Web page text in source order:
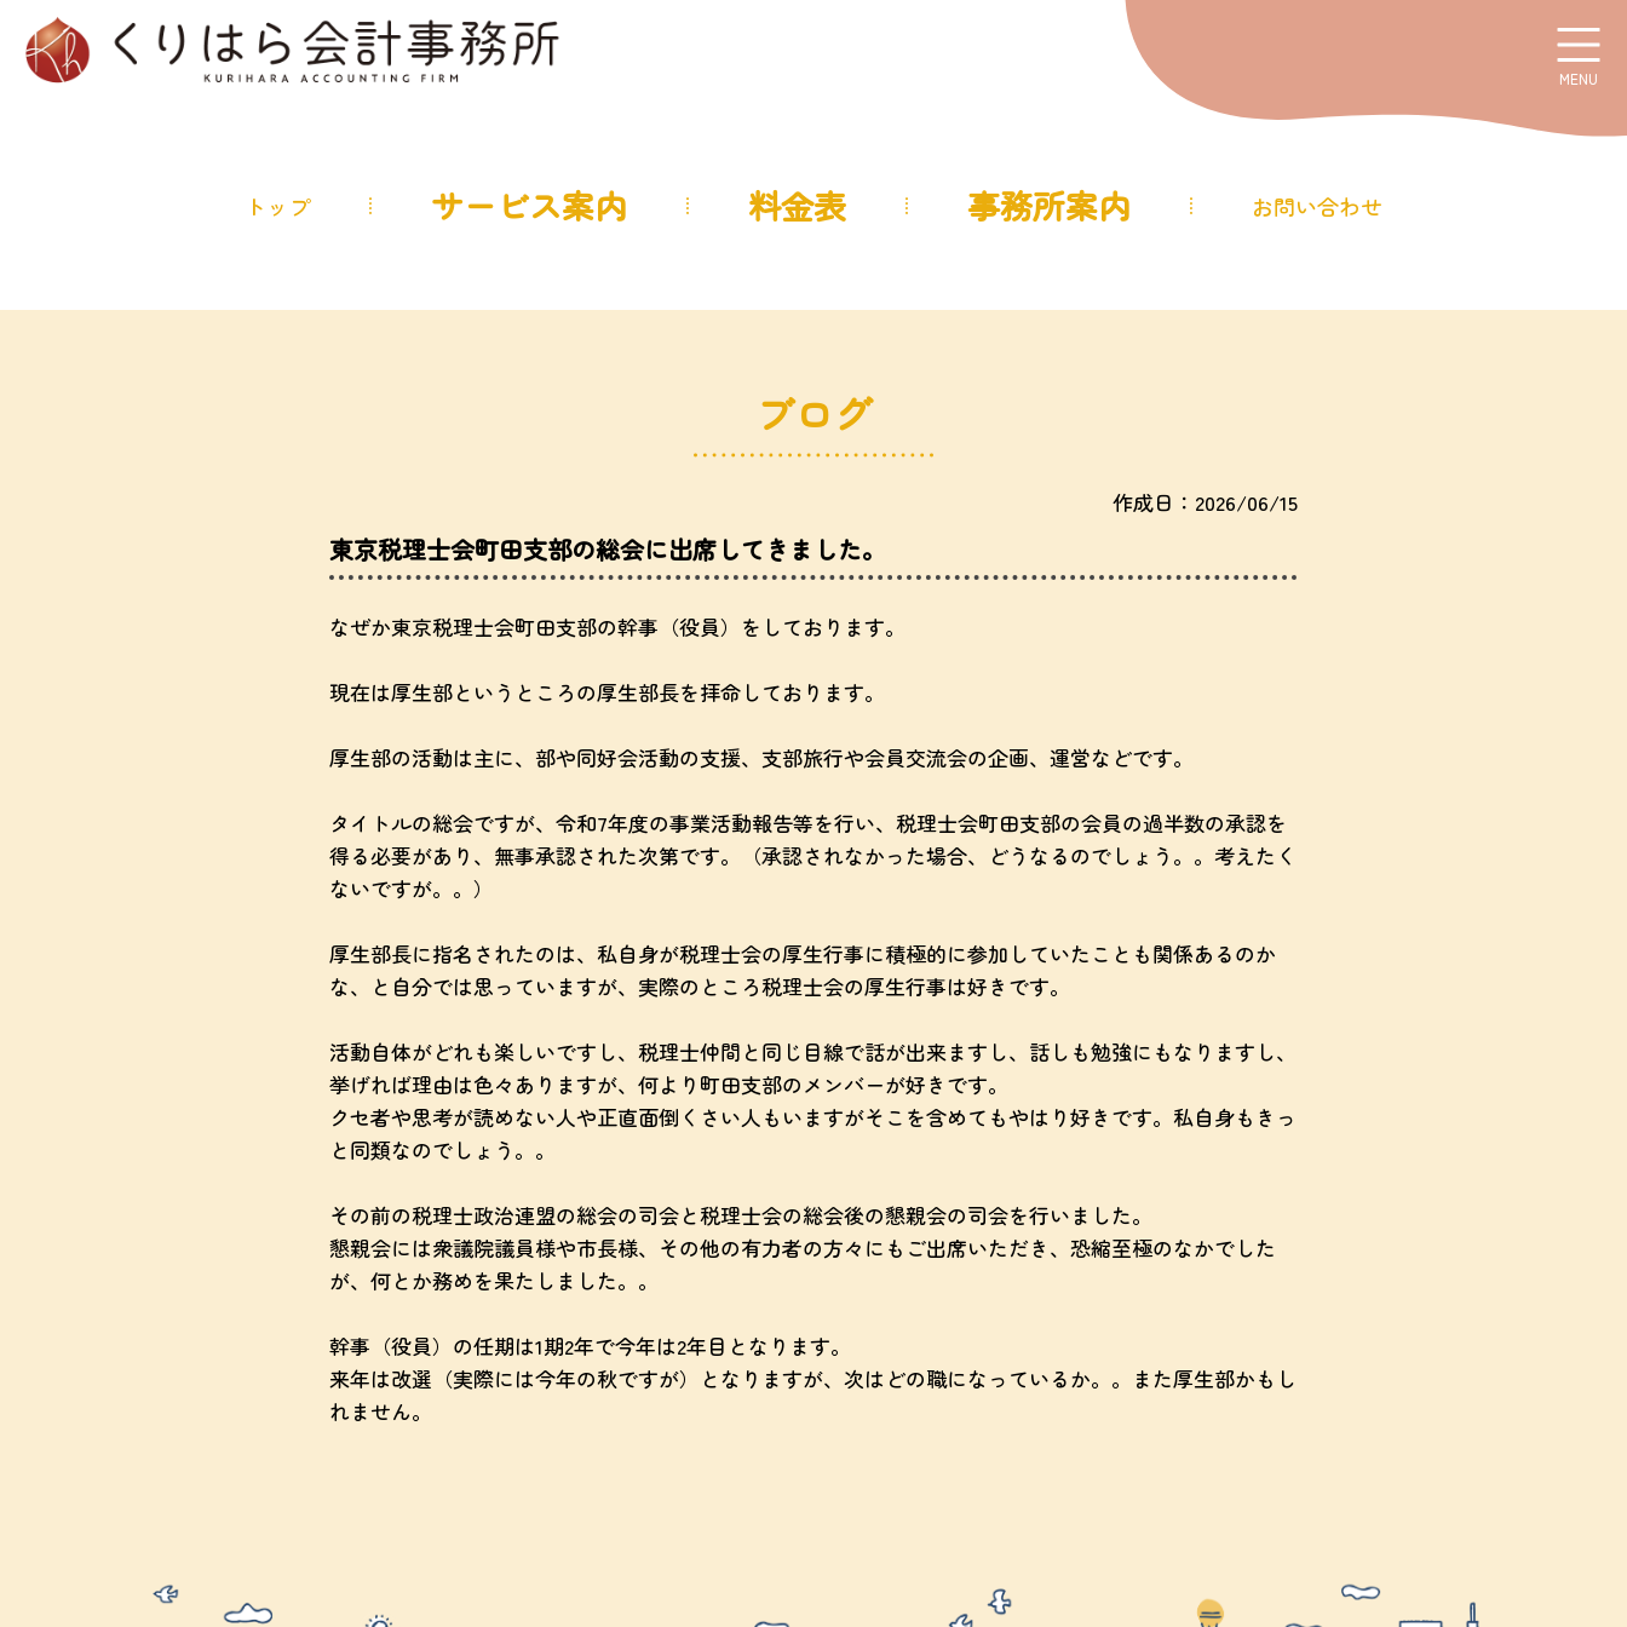
MENU
トップ サービス案内 料金表 事務所案内 お問い合わせ
ブログ
作成日：2026/06/15
東京税理士会町田支部の総会に出席してきました。
なぜか東京税理士会町田支部の幹事（役員）をしております。
現在は厚生部というところの厚生部長を拝命しております。
厚生部の活動は主に、部や同好会活動の支援、支部旅行や会員交流会の企画、運営などです。
タイトルの総会ですが、令和7年度の事業活動報告等を行い、税理士会町田支部の会員の過半数の承認を
得る必要があり、無事承認された次第です。（承認されなかった場合、どうなるのでしょう。。考えたく
ないですが。。）
厚生部長に指名されたのは、私自身が税理士会の厚生行事に積極的に参加していたことも関係あるのか
な、と自分では思っていますが、実際のところ税理士会の厚生行事は好きです。
活動自体がどれも楽しいですし、税理士仲間と同じ目線で話が出来ますし、話しも勉強にもなりますし、
挙げれば理由は色々ありますが、何より町田支部のメンバーが好きです。
クセ者や思考が読めない人や正直面倒くさい人もいますがそこを含めてもやはり好きです。私自身もきっ
と同類なのでしょう。。
その前の税理士政治連盟の総会の司会と税理士会の総会後の懇親会の司会を行いました。
懇親会には衆議院議員様や市長様、その他の有力者の方々にもご出席いただき、恐縮至極のなかでした
が、何とか務めを果たしました。。
幹事（役員）の任期は1期2年で今年は2年目となります。
来年は改選（実際には今年の秋ですが）となりますが、次はどの職になっているか。。また厚生部かもし
れません。